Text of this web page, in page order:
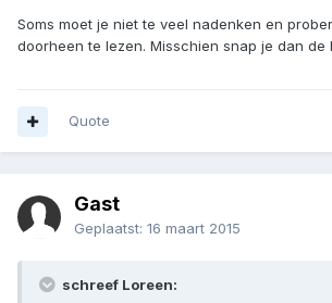
Soms moet je niet te veel nadenken en
doorheen te lezen. Misschien snap je dan de
Quote
Gast
Geplaatst: 16 maart 2015
schreef Loreen: